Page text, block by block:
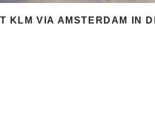
KLM VIA AMSTERDAM IN